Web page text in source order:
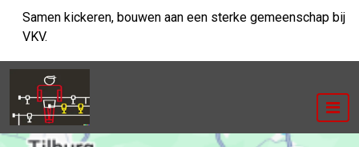
naar
inhoud
Samen kickeren, bouwen aan een sterke gemeenschap bij
VKV.